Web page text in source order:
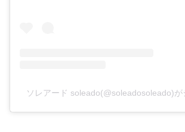
ソレアード soleado(@soleadosoleado)が